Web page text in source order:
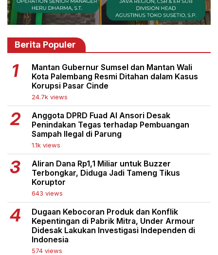
Berita Populer
Mantan Gubernur Sumsel dan Mantan Wali
Kota Palembang Resmi Ditahan dalam Kasus
Korupsi Pasar Cinde
24.7k views
Anggota DPRD Fuad Al Ansori Desak
Penindakan Tegas terhadap Pembuangan
Sampah Ilegal di Parung
1.1k views
Aliran Dana Rp1,1 Miliar untuk Buzzer
Terbongkar, Diduga Jadi Tameng Tikus
Koruptor
643 views
Dugaan Kebocoran Produk dan Konflik
Kepentingan di Pabrik Mitra, Under Armour
Didesak Lakukan Investigasi Independen di
Indonesia
574 views